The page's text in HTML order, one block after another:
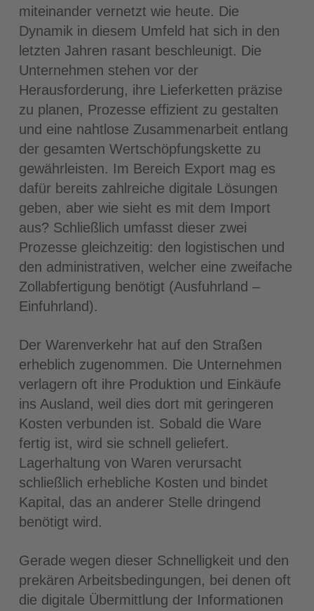
miteinander vernetzt wie heute. Die
Dynamik in diesem Umfeld hat sich in den
letzten Jahren rasant beschleunigt. Die
Unternehmen stehen vor der
Herausforderung, ihre Lieferketten präzise
zu planen, Prozesse effizient zu gestalten
und eine nahtlose Zusammenarbeit entlang
der gesamten Wertschöpfungskette zu
gewährleisten. Im Bereich Export mag es
dafür bereits zahlreiche digitale Lösungen
geben, aber wie sieht es mit dem Import
aus? Schließlich umfasst dieser zwei
Prozesse gleichzeitig: den logistischen und
den administrativen, welcher eine zweifache
Zollabfertigung benötigt (Ausfuhrland –
Einfuhrland).
Der Warenverkehr hat auf den Straßen
erheblich zugenommen. Die Unternehmen
verlagern oft ihre Produktion und Einkäufe
ins Ausland, weil dies dort mit geringeren
Kosten verbunden ist. Sobald die Ware
fertig ist, wird sie schnell geliefert.
Lagerhaltung von Waren verursacht
schließlich erhebliche Kosten und bindet
Kapital, das an anderer Stelle dringend
benötigt wird.
Gerade wegen dieser Schnelligkeit und den
prekären Arbeitsbedingungen, bei denen oft
die digitale Übermittlung der Informationen